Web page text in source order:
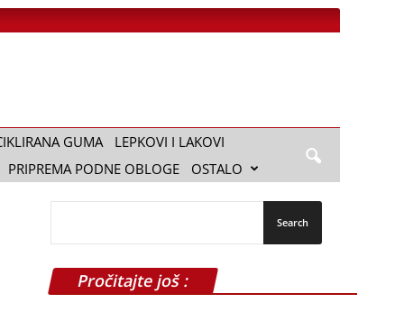
GUMA
LEPKOVI I LAKOVI
PRIPREMA PODNE OBLOGE
OSTALO
Pročitajte još :